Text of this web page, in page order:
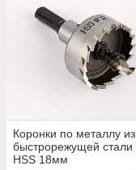
Коронки по металлу из
быстрорежущей стали
HSS 18мм